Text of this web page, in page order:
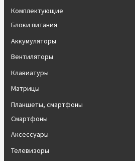
Комплектующие
Блоки питания
Аккумуляторы
Вентиляторы
Клавиатуры
Матрицы
Планшеты, смартфоны
Смартфоны
Аксессуары
Телевизоры